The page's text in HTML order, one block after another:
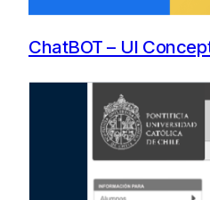
ChatBOT – UI